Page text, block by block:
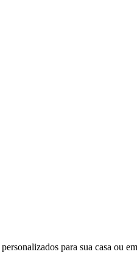
personalizados para sua casa ou